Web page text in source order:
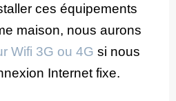
ces équipements
maison, nous aurons
Wifi 3G ou 4G si nous
Internet fixe.